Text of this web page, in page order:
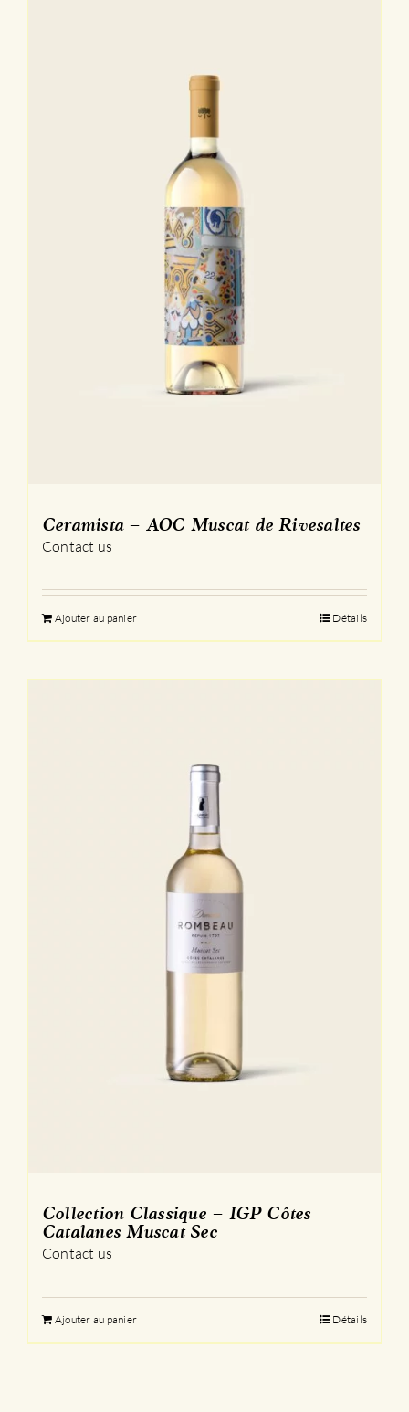
Ceramista – AOC Muscat de Rivesaltes
Contact us
Ajouter au panier Détails
Collection Classique – IGP Côtes
Catalanes Muscat Sec
Contact us
Ajouter au panier Détails